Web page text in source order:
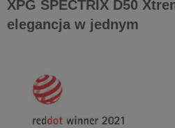
XPG SPECTRIX D50
elegancja w jednym